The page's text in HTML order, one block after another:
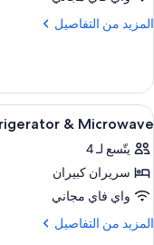
كبير
وميكروويف
المزيد من التفاصيل
المزيد
غرفة
سرير
-
ثلاجة
وميكروويف
استعراض
جميع
صور
Room,
2
Queen
5
& Microwave
يتّسع لـ 4
سريران كبيران
واي فاي مجاني
المزيد من التفاصيل
المزيد